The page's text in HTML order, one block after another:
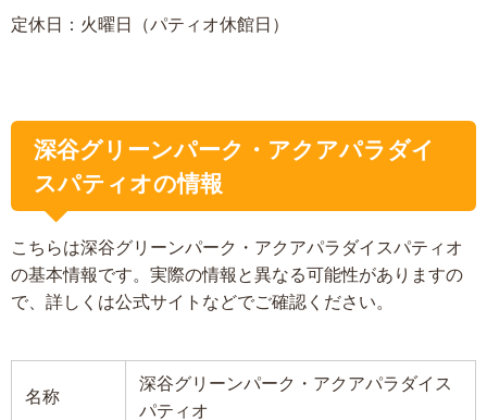
定休日：火曜日（パティオ休館日）
深谷グリーンパーク・アクアパラダイ
スパティオの情報
こちらは深谷グリーンパーク・アクアパラダイスパティオ
の基本情報です。実際の情報と異なる可能性がありますの
で、詳しくは公式サイトなどでご確認ください。
名称
深谷グリーンパーク・アクアパラダイス
パティオ